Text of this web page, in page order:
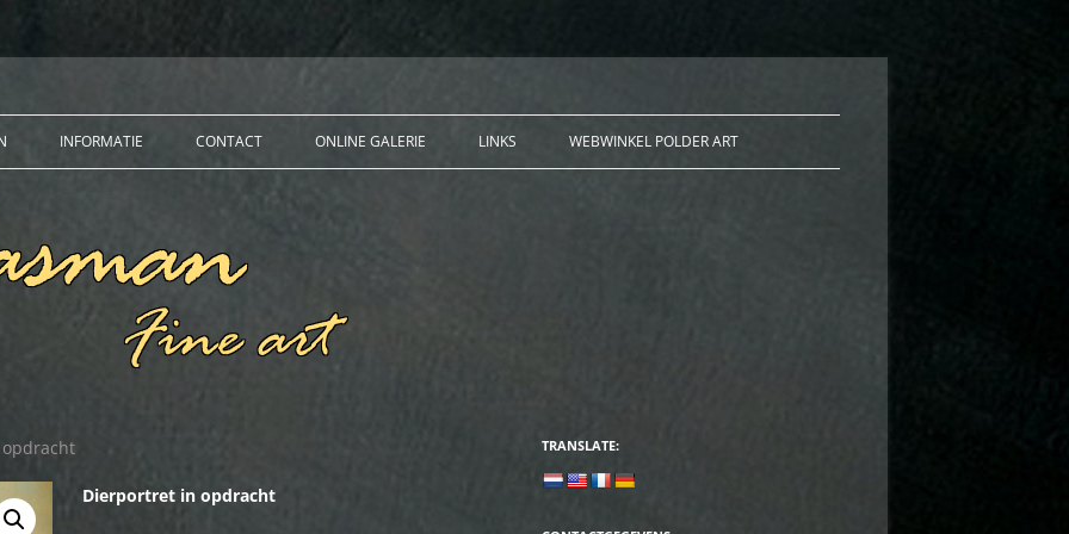
INFORMATIE
OPDRACHTEN
CONTACT ONLINE GALERIE LINKS WEBWINKEL POLDER ART
Dierportret in opdracht
TRANSLATE: